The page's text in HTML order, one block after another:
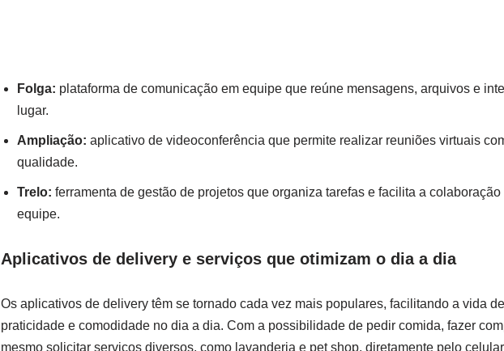
Folga: plataforma de comunicação em equipe que reúne mensagens, arquivos e
lugar.
Ampliação: aplicativo de videoconferência que permite realizar reuniões‍ virtuais⁤
qualidade.
Trelo: ferramenta de gestão de projetos que ‌organiza tarefas e facilita a‌
equipe.
Aplicativos de delivery e⁢ serviços que⁤ otimizam o dia⁤ a dia
Os aplicativos de delivery têm se tornado cada vez mais populares, ​facilitando a vida
praticidade ⁤e comodidade no dia a dia. Com a possibilidade ‍de pedir comida, fazer⁢
mesmo solicitar serviços diversos, como lavanderia e pet shop, diretamente ​pelo